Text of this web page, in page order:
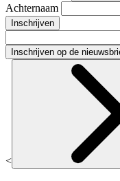
Achternaam
Inschrijven
Inschrijven op de
<